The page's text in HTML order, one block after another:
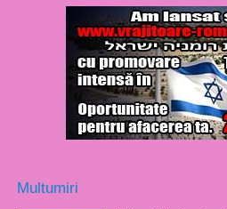
Multumiri